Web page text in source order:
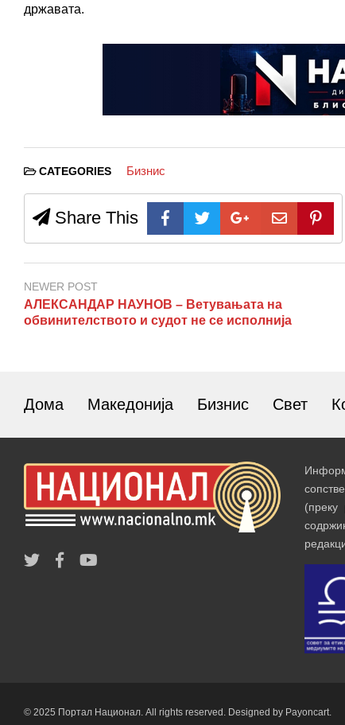
државата.
CATEGORIES Бизнис
Share This
NEWER POST
АЛЕКСАНДАР НАУНОВ – Ветувањата на
обвинителството и судот не се исполнија
Дома Македонија Бизнис Свет
(преку
© 2025 Портал Национал. All rights reserved. Designed by Payoncart.